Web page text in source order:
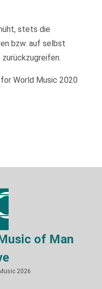
stets die
bzw. auf selbst
World Music 2020
of Man
2026